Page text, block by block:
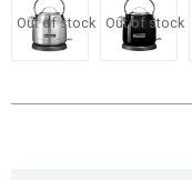
Out of stock Out of stock